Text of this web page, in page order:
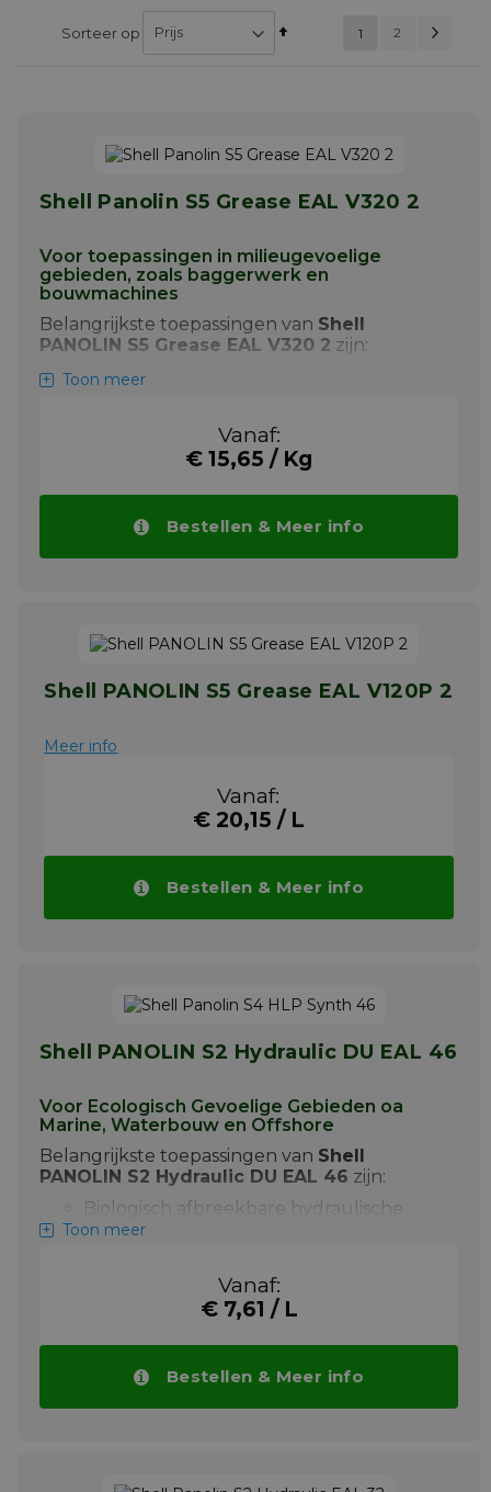
Sorteer op
Van
U lees momenteel
1 2
Shell Panolin S5 Grease EAL V320 2
Voor toepassingen in milieugevoelige
gebieden, zoals baggerwerk en
bouwmachines
Belangrijkste toepassingen van Shell
PANOLIN S5 Grease EAL V320 2 zijn:
Smeervet voor onbeschutte
Bij uitstek geschikt voor gebruik in
ecologisch gevoelige gebieden
VGP normen
Shell PANOLIN S5 Grease EAL V320 2 is een
hechting en hoge slijtagebescherming.
specificaties en goedkeuringen.
Toon meer
Vanaf:
€ 15,65 / Kg
Bestellen & Meer info
Shell PANOLIN S5 Grease EAL V120P 2
Meer info
Vanaf:
€ 20,15 / L
Bestellen & Meer info
Shell PANOLIN S2 Hydraulic DU EAL 46
Voor Ecologisch Gevoelige Gebieden oa
Marine, Waterbouw en Offshore
Belangrijkste toepassingen van Shell
PANOLIN S2 Hydraulic DU EAL 46 zijn:
Biologisch afbreekbare hydraulische
olie op basis van synthetische esters
Voor toepassing in gebieden met
verhoogde milieueisen zoals volgens US
Viton® (FKM) en geschikt voor gebruik
Toon meer
Vanaf:
€ 7,61 / L
Bestellen & Meer info